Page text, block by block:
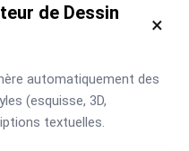
de Dessin
×
automatiquement des
(esquisse, 3D,
textuelles.